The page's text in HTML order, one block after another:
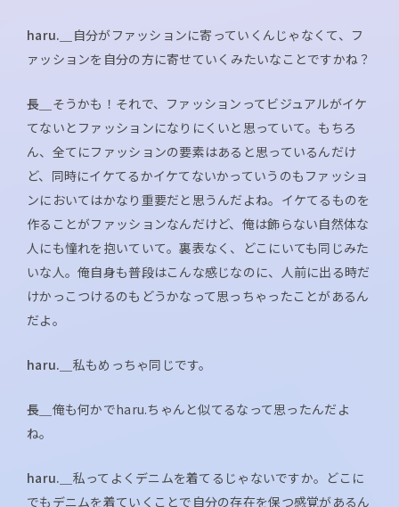
haru.＿
自分がファッションに寄っていくんじゃなくて、フ
ァッションを自分の方に寄せていくみたいなことですかね？
長＿ そうかも！それで、ファッションってビジュアルがイケ
てないとファッションになりにくいと思っていて。もちろ
ん、全てにファッションの要素はあると思っているんだけ
ど、同時にイケてるかイケてないかっていうのもファッショ
ンにおいてはかなり重要だと思うんだよね。イケてるものを
作ることがファッションなんだけど、俺は飾らない自然体な
人にも憧れを抱いていて。裏表なく、どこにいても同じみた
いな人。俺自身も普段はこんな感じなのに、人前に出る時だ
けかっこつけるのもどうかなって思っちゃったことがあるん
だよ。
haru.＿ 私もめっちゃ同じです。
長＿ 俺も何かでharu.ちゃんと似てるなって思ったんだよ
ね。
haru.＿ 私ってよくデニムを着てるじゃないですか。どこに
でもデニムを着ていくことで自分の存在を保つ感覚があるん